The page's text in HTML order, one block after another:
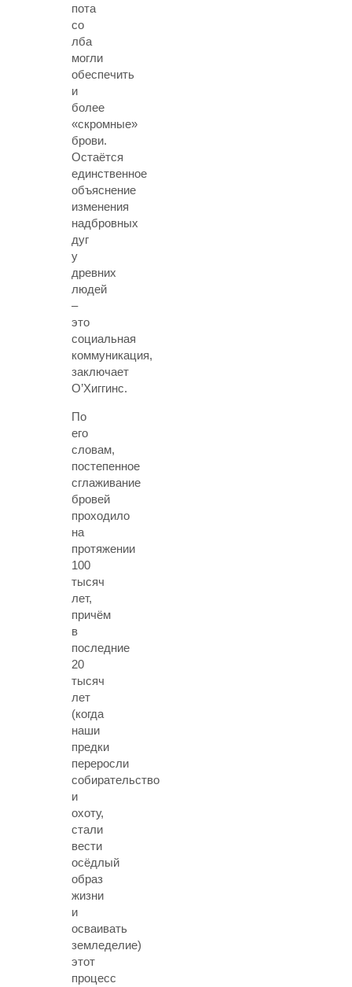
пота
со
лба
могли
обеспечить
и
более
«скромные»
брови.
Остаётся
единственное
объяснение
изменения
надбровных
дуг
у
древних
людей
–
это
социальная
коммуникация,
заключает
О’Хиггинс.
По
его
словам,
постепенное
сглаживание
бровей
проходило
на
протяжении
100
тысяч
лет,
причём
в
последние
20
тысяч
лет
(когда
наши
предки
переросли
собирательство
и
охоту,
стали
вести
осёдлый
образ
жизни
и
осваивать
земледелие)
этот
процесс